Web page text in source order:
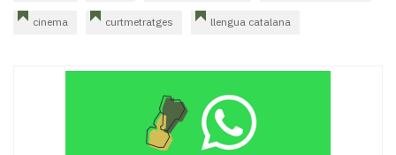
cinema curtmetratges llengua catalana